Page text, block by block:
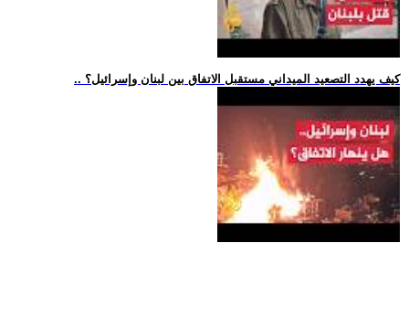
.. كيف يهدد التصعيد الميداني مستقبل الاتفاق بين لبنان وإسرائيل؟